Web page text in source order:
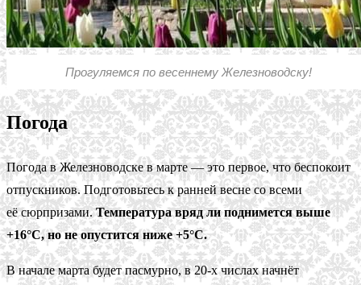
Прогуляемся по весеннему Железноводску!
Погода
Погода в Железноводске в марте — это первое, что беспокоит
отпускников. Подготовьтесь к ранней весне со всеми
её сюрпризами.Температура вряд ли поднимется выше
+16°С, но не опустится ниже +5°С.
В начале марта будет пасмурно, в 20-х числах начнёт